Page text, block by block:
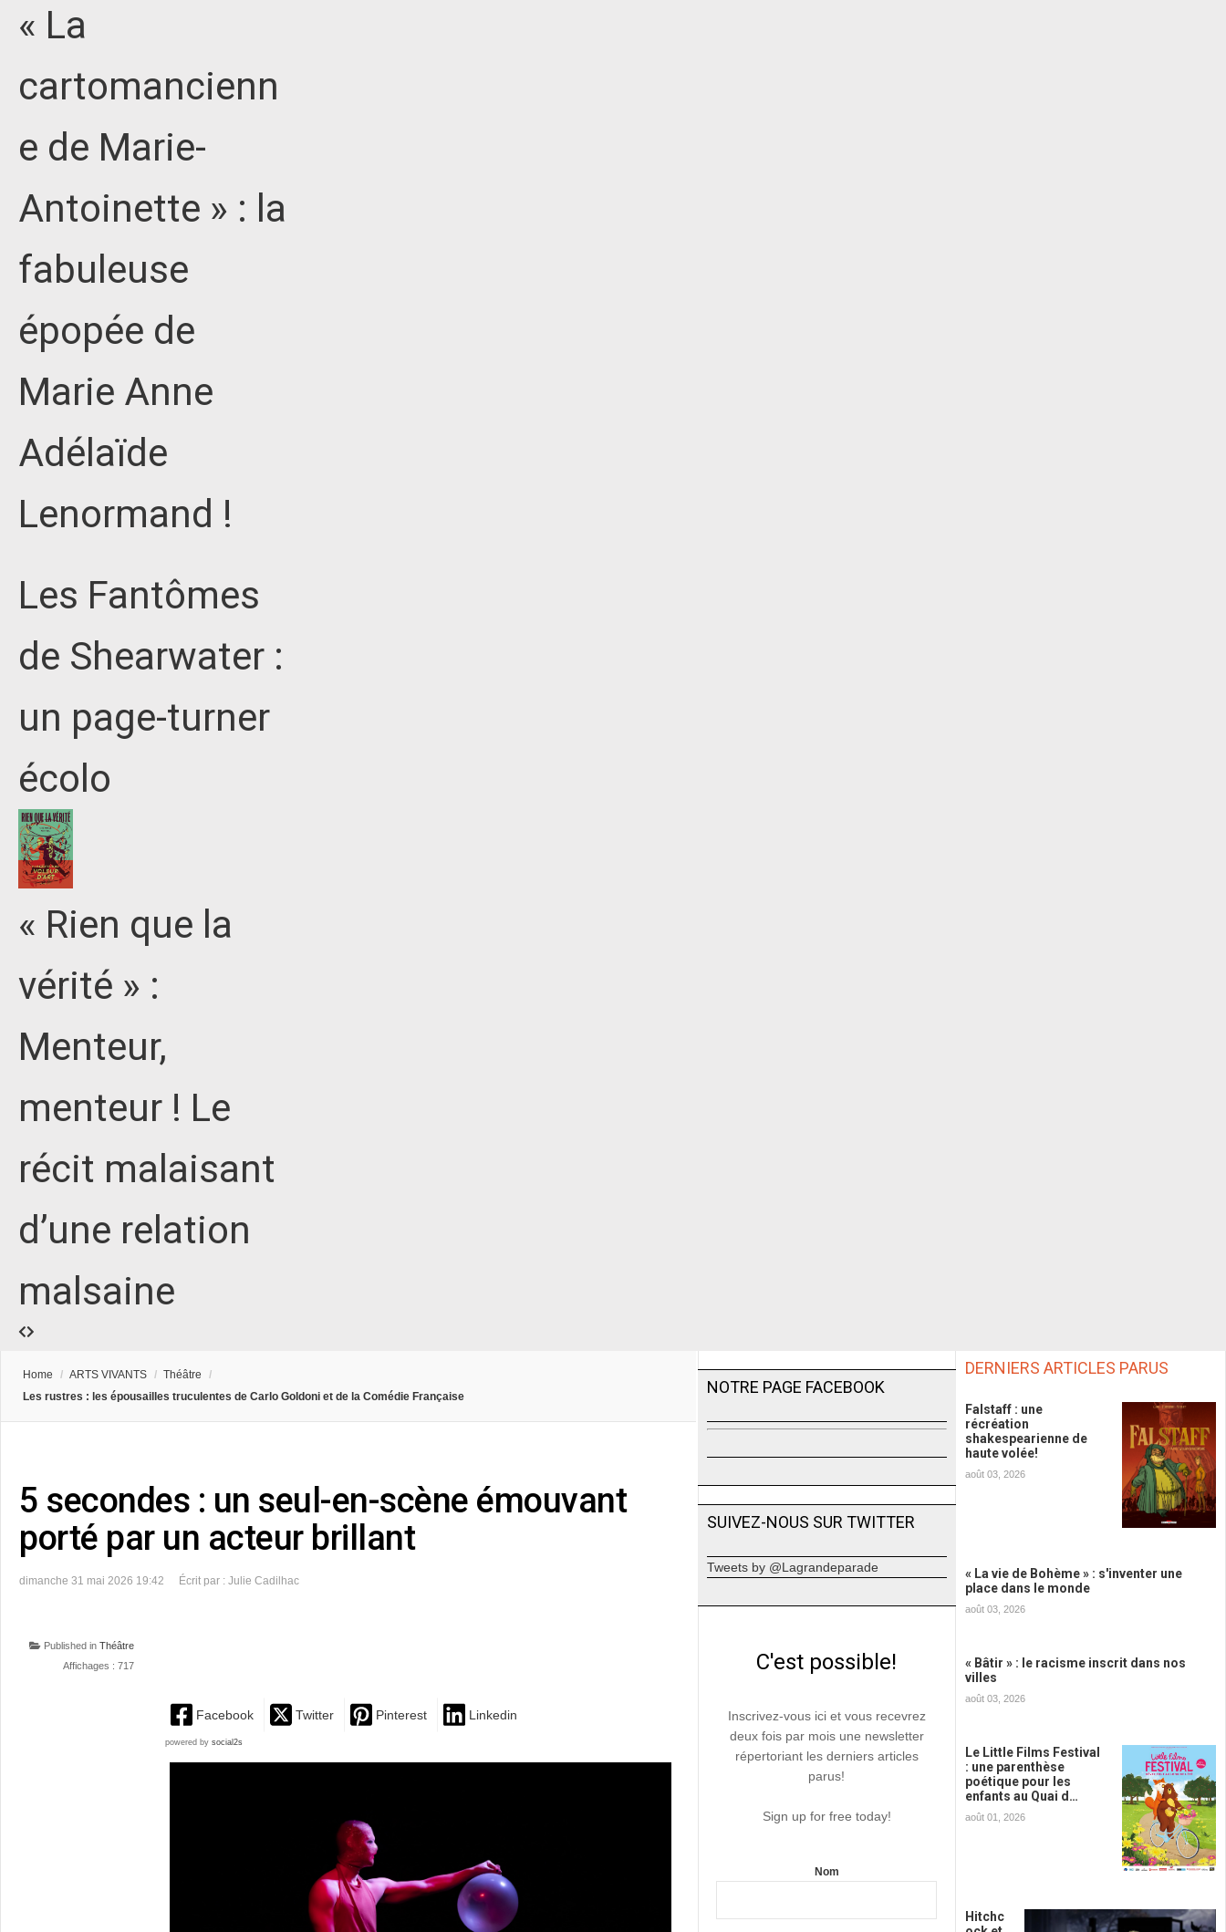
« La
cartomancienn
e de Marie-
Antoinette » : la
fabuleuse
épopée de
Marie Anne
Adélaïde
Lenormand !
Les Fantômes
de Shearwater :
un page-turner
écolo
« Rien que la
vérité » :
Menteur,
menteur ! Le
récit malaisant
d’une relation
malsaine
Home / ARTS VIVANTS / Théâtre
/
Les rustres : les épousailles truculentes de Carlo Goldoni et de la Comédie Française
5 secondes : un seul-en-scène émouvant
porté par un acteur brillant
dimanche 31 mai 2026 19:42 Écrit par : Julie Cadilhac
Published in Théâtre
Affichages : 717
Facebook Twitter Pinterest Linkedin
powered by social2s
NOTRE PAGE FACEBOOK
SUIVEZ-NOUS SUR TWITTER
Tweets by @Lagrandeparade
C'est possible!
Inscrivez-vous ici et vous recevrez
deux fois par mois une newsletter
répertoriant les derniers articles
parus!
Sign up for free today!
Nom
DERNIERS ARTICLES PARUS
Falstaff : une
récréation
shakespearienne de
haute volée!
août 03, 2026
« La vie de Bohème » : s'inventer une
place dans le monde
août 03, 2026
« Bâtir » : le racisme inscrit dans nos
villes
août 03, 2026
Le Little Films Festival
: une parenthèse
poétique pour les
enfants au Quai d…
août 01, 2026
Hitchc